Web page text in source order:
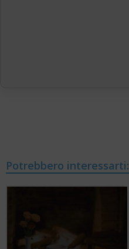
Potrebbero interessarti: